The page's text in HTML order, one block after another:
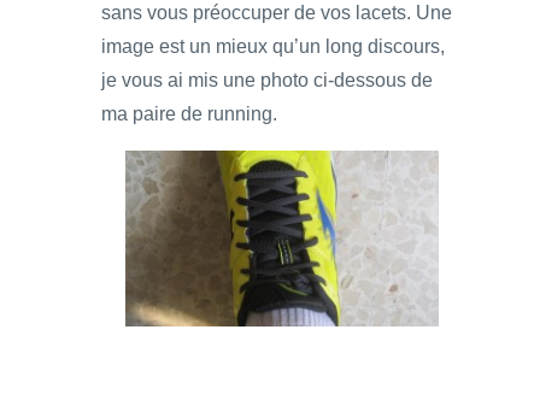
sans vous préoccuper de vos lacets. Une
image est un mieux qu’un long discours,
je vous ai mis une photo ci-dessous de
ma paire de running.